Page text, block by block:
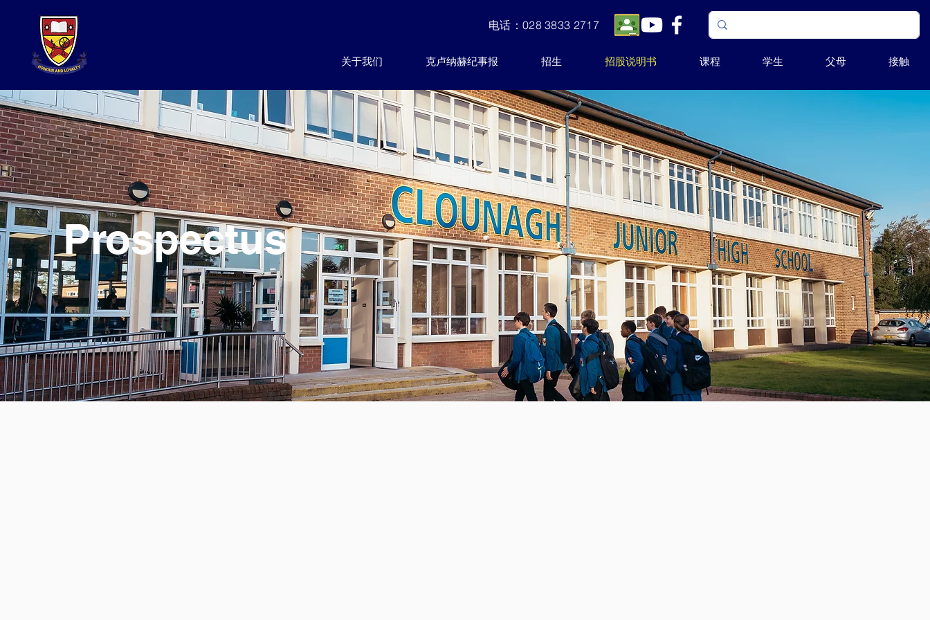
电话：028 3833 2717
关于我们 克卢纳赫纪事报 招生 招股说明书 课程 学生 父母 接触
Prospectus